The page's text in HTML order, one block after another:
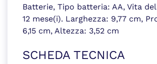
Batterie, Tipo batteria: AA, Vita
12 mese(i). Larghezza: 9,77 cm,
6,15 cm, Altezza: 3,52 cm
SCHEDA TECNICA